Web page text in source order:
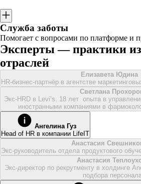
Служба заботы
Помогает с вопросами по платформе и
Эксперты — практики
отраслей
Елизавета Юдина
HR-бизнес-партнёр в агентстве
Светлана
Экс-HRD в Levi’s. 18 лет опыта в
иностранными компаниями в
Ангелина Гуз
Head of HR в компании LifeIT
Анастасия
Экс-руководитель отдела продуктового
Анастасия
Экс-директор по рекрутменту в холдинге
подбора